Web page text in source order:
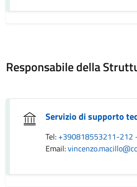
Responsabile della
Servizio di supporto
Tel: +390818553211-212
Email: